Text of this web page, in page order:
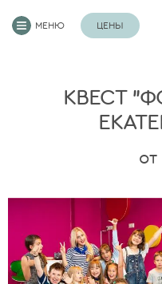
МЕНЮ ЦЕНЫ
КВЕСТ